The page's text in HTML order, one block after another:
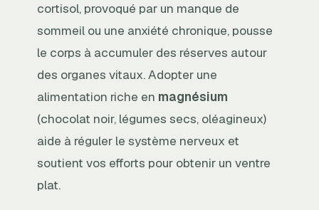
cortisol, provoqué par un manque de
sommeil ou une anxiété chronique, pousse
le corps à accumuler des réserves autour
des organes vitaux. Adopter une
alimentation riche en magnésium
(chocolat noir, légumes secs, oléagineux)
aide à réguler le système nerveux et
soutient vos efforts pour obtenir un ventre
plat.